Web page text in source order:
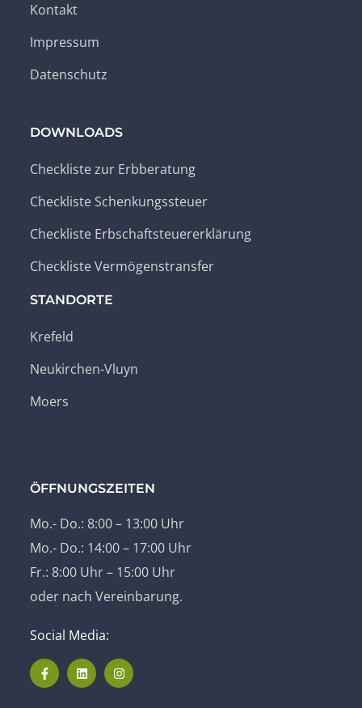
Kontakt
Impressum
Datenschutz
DOWNLOADS
Checkliste zur Erbberatung
Checkliste Schenkungssteuer
Checkliste Erbschaftsteuererklärung
Checkliste Vermögenstransfer
STANDORTE
Krefeld
Neukirchen-Vluyn
Moers
ÖFFNUNGSZEITEN
Mo.- Do.: 8:00 – 13:00 Uhr
Mo.- Do.: 14:00 – 17:00 Uhr
Fr.: 8:00 Uhr – 15:00 Uhr
oder nach Vereinbarung.
Social Media: